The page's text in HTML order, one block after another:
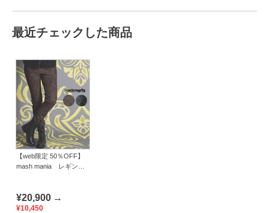
最近チェックした商品
【web限定 50％OFF】
mash mania レギンス
¥20,900 →
¥10,450